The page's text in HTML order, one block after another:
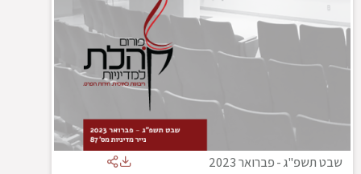
שבט תשפ"ג-פברואר 2023